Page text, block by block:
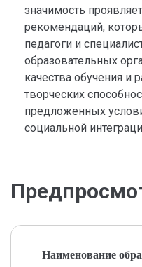
значимость
рекомендаций,
педагоги и
образовательных
качества обучения и
творческих
предложенных
социальной
Наименование